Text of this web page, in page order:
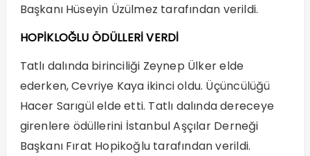
Başkanı Hüseyin Üzülmez tarafından verildi.
HOPİKLOĞLU ÖDÜLLERİ VERDİ
Tatlı dalında birinciliği Zeynep Ülker elde
ederken, Cevriye Kaya ikinci oldu. Üçüncülüğü
Hacer Sarıgül elde etti. Tatlı dalında dereceye
girenlere ödüllerini İstanbul Aşçılar Derneği
Başkanı Fırat Hopikoğlu tarafından verildi.